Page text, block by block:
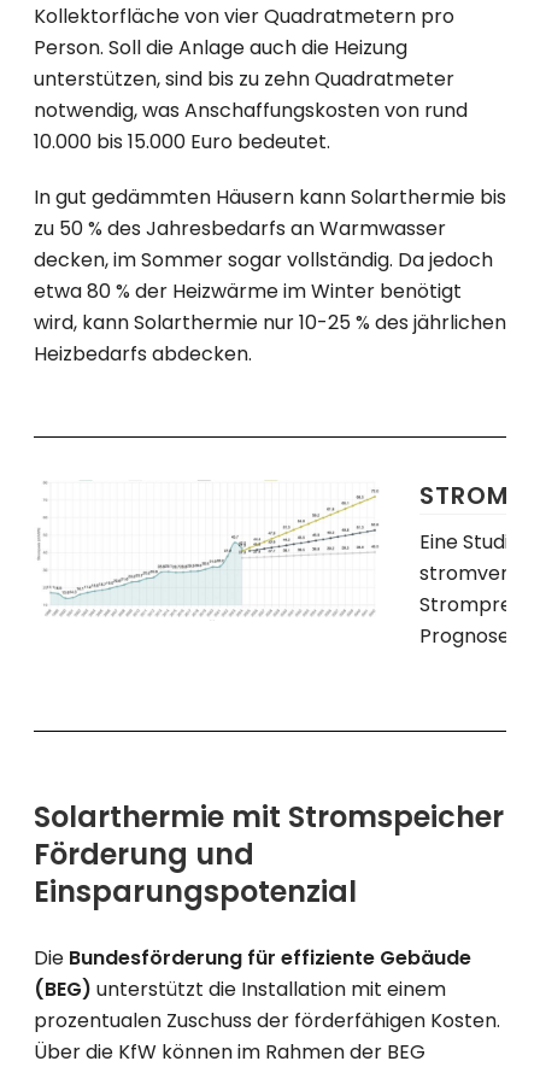
Kollektorfläche von vier Quadratmetern pro
Person. Soll die Anlage auch die Heizung
unterstützen, sind bis zu zehn Quadratmeter
notwendig, was Anschaffungskosten von rund
10.000 bis 15.000 Euro bedeutet.
In gut gedämmten Häusern kann Solarthermie bis
zu 50 % des Jahresbedarfs an Warmwasser
decken, im Sommer sogar vollständig. Da jedoch
etwa 80 % der Heizwärme im Winter benötigt
wird, kann Solarthermie nur 10-25 % des jährlichen
Heizbedarfs abdecken.
Eine Studie
Prognose​
Solarthermie mit Stromspeicher
Förderung und
Einsparungspotenzial
Die Bundesförderung für effiziente Gebäude
(BEG) unterstützt die Installation mit einem
prozentualen Zuschuss der förderfähigen Kosten.
Über die KfW können im Rahmen der BEG